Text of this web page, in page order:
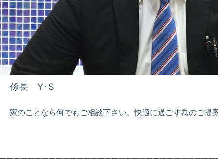
係長 Y･S
家のことなら何でもご相談下さい。快適に過ごす為のご提